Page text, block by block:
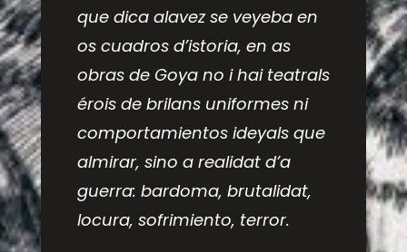
que dica alavez se veyeba en
os cuadros d’istoria, en as
obras de Goya no i hai teatrals
érois de brilans uniformes ni
comportamientos ideyals que
almirar, sino a realidat d’a
guerra: bardoma, brutalidat,
locura, sofrimiento, terror.